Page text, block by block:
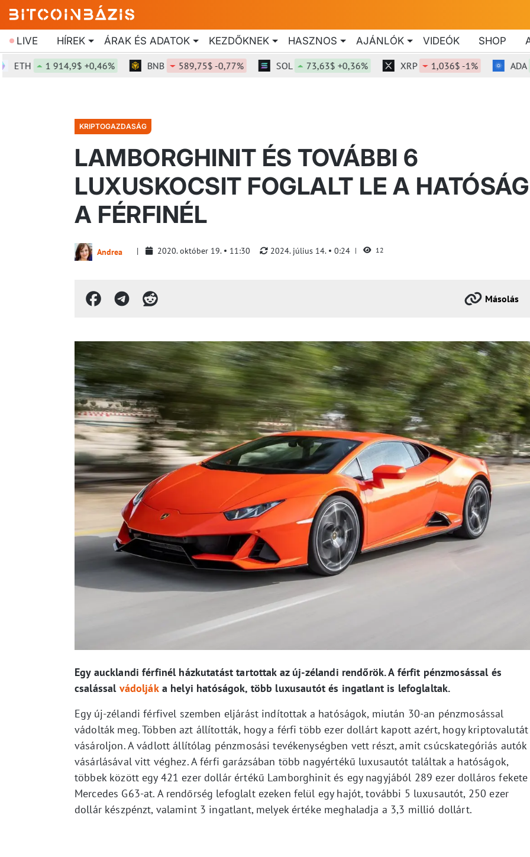
LIVE HÍREK ÁRAK ÉS ADATOK KEZDŐKNEK HASZNOS AJÁNLÓK VIDEÓK SHOP
1 914,9$ +0,46% BNB 589,75$ -0,77% SOL 73,63$ +0,36% XRP 1,036$ -1% ADA
KRIPTOGAZDASÁG
LAMBORGHINIT ÉS TOVÁBBI 6
LUXUSKOCSIT FOGLALT LE A HATÓSÁG
A FÉRFINÉL
Andrea 2020. október 19. 11:30 2024. július 14. 0:24 12
Másolás
Egy aucklandi férfinél házkutatást tartottak az új-zélandi rendőrök. A férfit pénzmosással és
csalással vádoljáka helyi hatóságok, több luxusautót és ingatlant is lefoglaltak.
Egy új-zélandi férfivel szemben eljárást indítottak a hatóságok, miután 30-an pénzmosással
vádolták meg. Többen azt állították, hogy a férfi több ezer dollárt kapott azért, hogy kriptovalutát
vásároljon. A vádlott állítólag pénzmosási tevékenységben vett részt, amit csúcskategóriás autók
vásárlásával vitt véghez. A férfi garázsában több nagyértékű luxusautót találtak a hatóságok,
többek között egy 421 ezer dollár értékű Lamborghinit és egy nagyjából 289 ezer dolláros fekete
Mercedes G63-at. A rendőrség lefoglalt ezeken felül egy hajót, további 5 luxusautót, 250 ezer
dollár készpénzt, valamint 3 ingatlant, melyek értéke meghaladja a 3,3 millió dollárt.